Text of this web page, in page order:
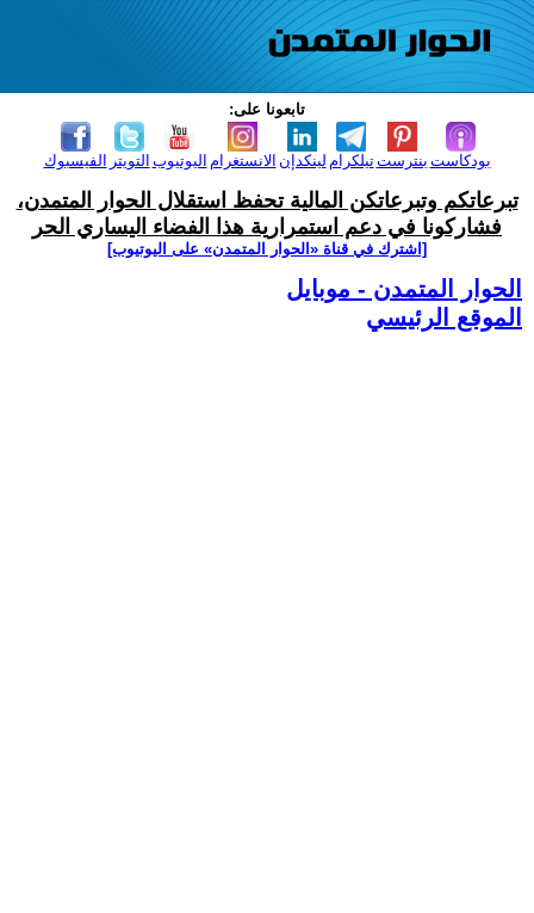
تابعونا على:
الفيسبوك التويتر اليوتيوب الانستغرام لينكدإن تيلكرامبنترست بودكاست
تبرعاتكم وتبرعاتكن المالية تحفظ استقلال الحوار المتمدن،
فشاركونا في دعم استمرارية هذا الفضاء اليساري الحر
[اشترك في قناة ‫«الحوار المتمدن» على اليوتيوب]
الحوار المتمدن - موبايل
الموقع الرئيسي